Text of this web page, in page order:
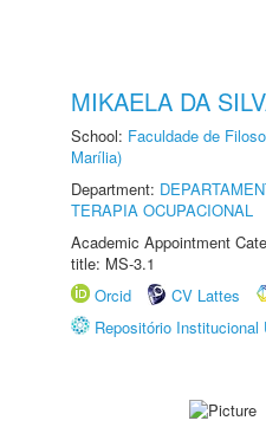
MIKAELA DA
School: Faculdade de
Marília)
Department:
TERAPIA OCUPACIONAL
Academic Appointment
title: MS-3.1
Orcid
CV Lattes
Repositório Institucional